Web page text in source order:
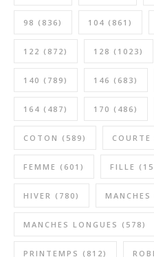
98 (836) 104 (861)
122 (872) 128 (1023)
140 (789) 146 (683)
164 (487) 170 (486)
COTON (589) COURTE
FEMME (601) FILLE
HIVER (780) MANCHES
MANCHES LONGUES (578)
PRINTEMPS (812)